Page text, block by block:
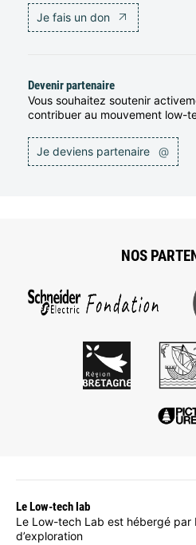
Je fais un don
Devenir partenaire
Vous souhaitez soutenir
contribuer au mouvement low-
Je deviens partenaire @
NOS
Le Low-tech lab
Le Low-tech Lab est hébergé par
d’exploration